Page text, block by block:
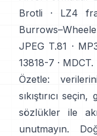
Brotli
· LZ4
JPEG T.81 ·
13818-7 · MDCT.
Özetle:
sıkıştırıcı
sözlükler ile
unutmayın.